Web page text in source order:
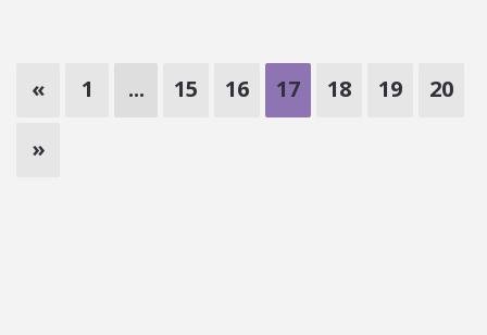
« 1 ... 15 16 17 18 19 20
»